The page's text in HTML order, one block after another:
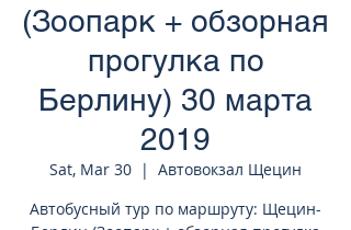
(Зоопарк + обзорная
прогулка по
Берлину) 30 марта
2019
Sat, Mar 30
  |
Автовокзал Щецин
Автобусный тур по маршруту: Щецин-